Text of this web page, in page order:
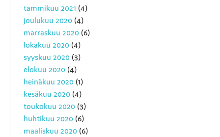
tammikuu 2021 (4)
joulukuu 2020 (4)
marraskuu 2020 (6)
lokakuu 2020 (4)
syyskuu 2020 (3)
elokuu 2020 (4)
heinäkuu 2020 (1)
kesäkuu 2020 (4)
toukokuu 2020 (3)
huhtikuu 2020 (6)
maaliskuu 2020 (6)